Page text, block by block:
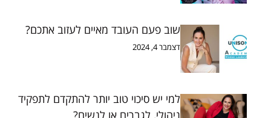
שוב פעם העובד מאיים לעזוב אתכם?
דצמבר 4, 2024
למי יש סיכוי טוב יותר להתקדם לתפקיד
ניהולי, לגברים או לנשים?